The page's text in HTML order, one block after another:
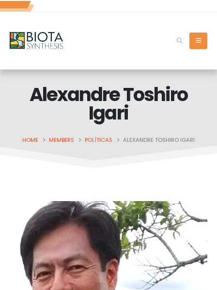
Alexandre Toshiro
Igari
HOME MEMBERS POLÍTICAS ALEXANDRE TOSHIRO IGARI